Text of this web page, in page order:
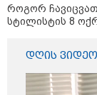
როგორ
სტილისტის 8
დღის ვიდეო